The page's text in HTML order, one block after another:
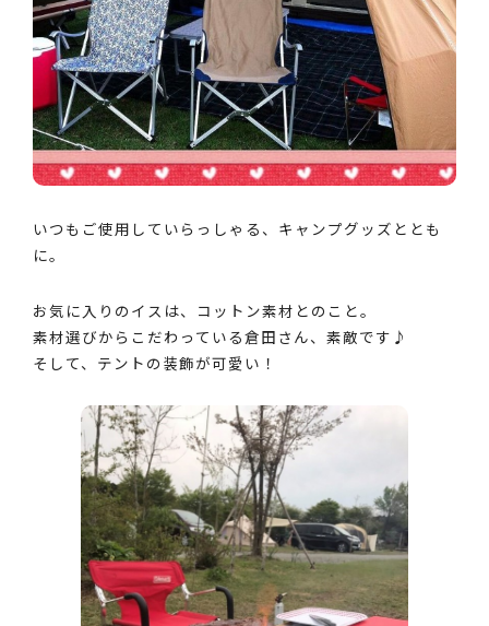
いつもご使用していらっしゃる、キャンプグッズととも
に。
お気に入りのイスは、コットン素材とのこと。
素材選びからこだわっている倉田さん、素敵です♪
そして、テントの装飾が可愛い！